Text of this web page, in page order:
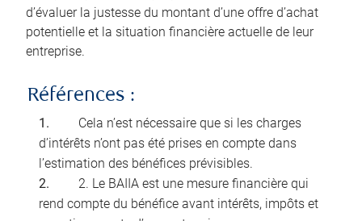
d’évaluer la justesse du montant d’une offre d’achat
potentielle et la situation financière actuelle de leur
entreprise.
Références :
Cela n’est nécessaire que si les charges
d’intérêts n’ont pas été prises en compte dans
l’estimation des bénéfices prévisibles.
2. Le BAIIA est une mesure financière qui
rend compte du bénéfice avant intérêts, impôts et